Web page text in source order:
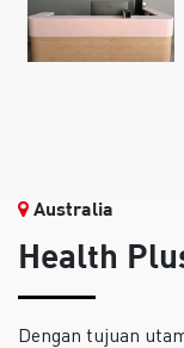
Australia
Health
Dengan tujuan